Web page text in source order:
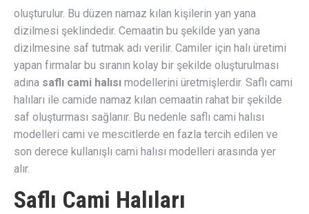
oluşturulur. Bu düzen namaz kılan kişilerin yan yana
dizilmesi şeklindedir. Cemaatin bu şekilde yan yana
dizilmesine saf tutmak adı verilir. Camiler için halı üretimi
yapan firmalar bu sıranın kolay bir şekilde oluşturulması
adına saflı cami halısı modellerini üretmişlerdir. Saflı cami
halıları ile camide namaz kılan cemaatin rahat bir şekilde
saf oluşturması sağlanır. Bu nedenle saflı cami halısı
modelleri cami ve mescitlerde en fazla tercih edilen ve
son derece kullanışlı cami halısı modelleri arasında yer
alır.
Saflı Cami Halıları